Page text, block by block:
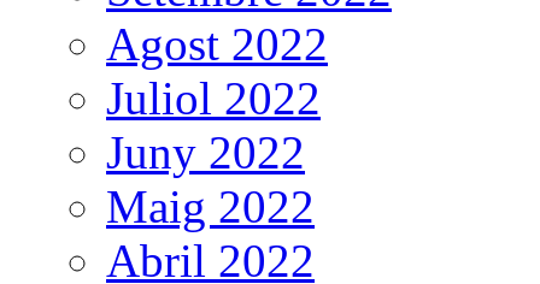
Agost 2022
Juliol 2022
Juny 2022
Maig 2022
Abril 2022